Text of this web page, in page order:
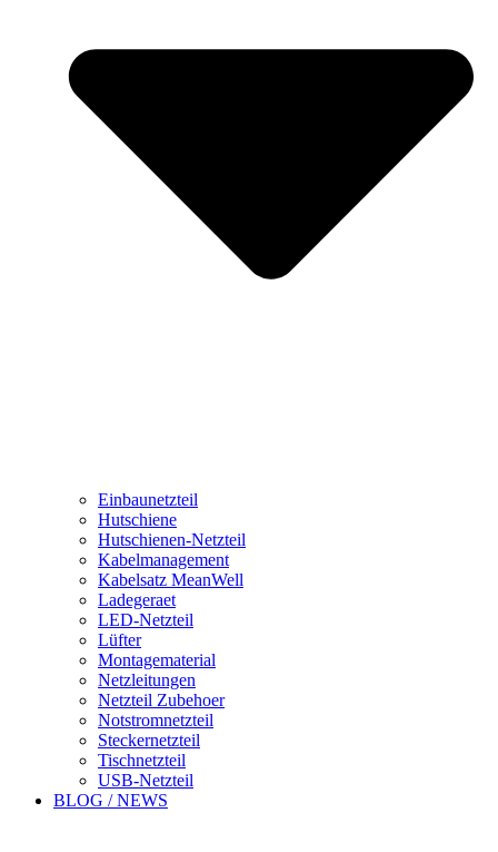
Einbaunetzteil
Hutschiene
Hutschienen-Netzteil
Kabelmanagement
Kabelsatz MeanWell
Ladegeraet
LED-Netzteil
Lüfter
Montagematerial
Netzleitungen
Netzteil Zubehoer
Notstromnetzteil
Steckernetzteil
Tischnetzteil
USB-Netzteil
BLOG / NEWS